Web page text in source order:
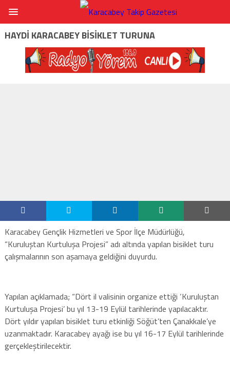
HAYDI KARACABEY BISIKLET TURUNA
Karacabey Gençlik Hizmetleri ve Spor İlçe Müdürlüğü,
“Kuruluştan Kurtuluşa Projesi” adı altında yapılan bisiklet turu
çalışmalarının son aşamaya geldiğini duyurdu.
Yapılan açıklamada; “Dört il valisinin organize ettiği ‘Kuruluştan
Kurtuluşa Projesi’ bu yıl 13-19 Eylül tarihlerinde yapılacaktır.
Dört yıldır yapılan bisiklet turu etkinliği Söğüt’ten Çanakkale’ye
uzanmaktadır. Karacabey ayağı ise bu yıl 16-17 Eylül tarihlerinde
gerçekleştirilecektir.